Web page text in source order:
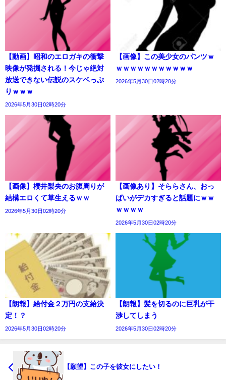
【動画】昭和のエロガキの衝撃
映像が発掘される！今じゃ絶対
放送できない伝説のスケベっぷ
りｗｗｗ
2026年5月30日02時20分
【画像】この美少女のパンツｗ
ｗｗｗｗｗｗｗｗｗｗｗ
2026年5月30日02時20分
【画像】櫻井梨央のお腹周りが
結構エロくて草生えるｗｗ
2026年5月30日02時20分
【画像あり】そららさん、おっ
ぱいがデカすぎると話題にｗｗ
ｗｗｗｗ
2026年5月30日02時20分
【朗報】給付金２万円の支給決
定！？
2026年5月30日02時20分
【朗報】髪を切るのに巨乳が干
渉してしまう
2026年5月30日02時20分
【願望】この子を彼女にしたい！